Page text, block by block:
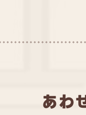
あわ